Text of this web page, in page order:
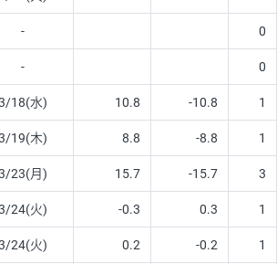
- 0
- 0
18(水) 10.8 -10.8 1
19(木) 8.8 -8.8 1
23(月) 15.7 -15.7 3
24(火) -0.3 0.3 1
24(火) 0.2 -0.2 1